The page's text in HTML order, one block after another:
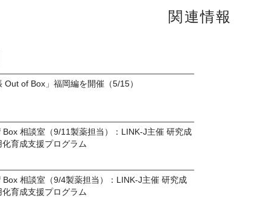
関連情報
Out of Box」福岡編を開催（5/15）
Box 相談室（9/11製薬担当）：LINK-J主催 研究成
化育成支援プログラム
Box 相談室（9/4製薬担当）：LINK-J主催 研究成
化育成支援プログラム